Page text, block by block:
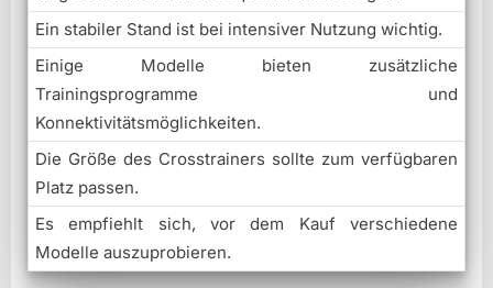
Ein stabiler Stand ist bei intensiver Nutzung wichtig.
Einige Modelle bieten zusätzliche
Trainingsprogramme und
Konnektivitätsmöglichkeiten.
Die Größe des Crosstrainers sollte zum verfügbaren
Platz passen.
Es empfiehlt sich, vor dem Kauf verschiedene
Modelle auszuprobieren.